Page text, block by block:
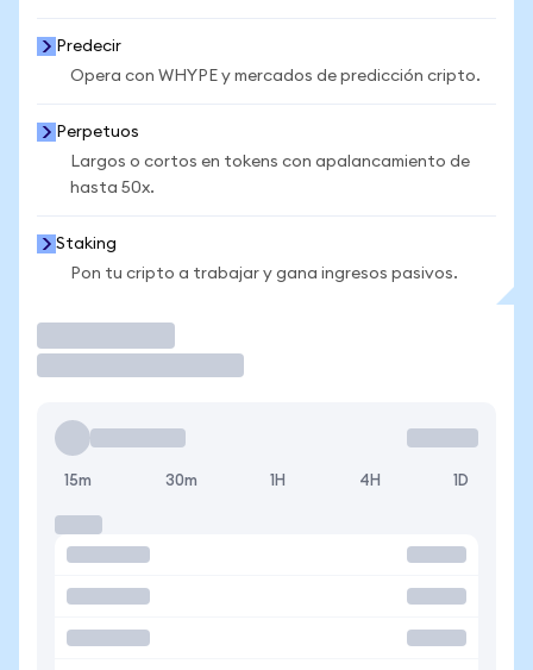
Predecir
Opera con WHYPE y mercados de predicción cripto.
Perpetuos
Largos o cortos en tokens con apalancamiento de
hasta 50x.
Staking
Pon tu cripto a trabajar y gana ingresos pasivos.
15m 30m 1H 4H 1D